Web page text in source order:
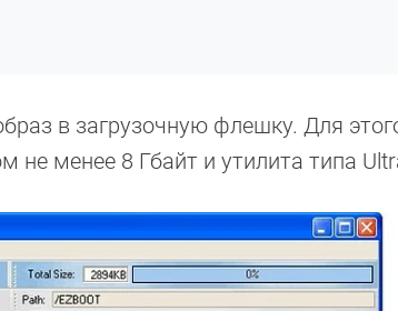
в загрузочную флешку. Для
менее 8 Гбайт и утилита типа